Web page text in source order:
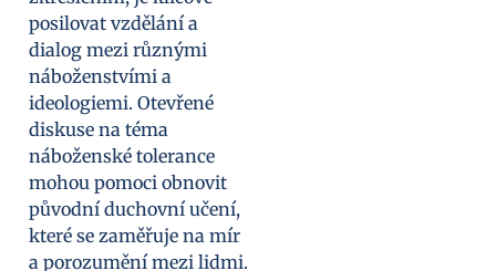
posilovat vzdělání a
dialog mezi různými
náboženstvími a
ideologiemi. Otevřené
diskuse na téma
náboženské tolerance
mohou pomoci obnovit
původní duchovní učení,
které se zaměřuje na mír
a porozumění mezi lidmi.